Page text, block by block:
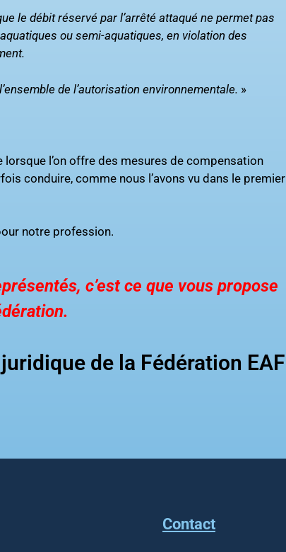
le débit réservé par l’arrêté attaqué ne permet pas
ou semi-aquatiques, en violation des
de l’autorisation environnementale. »
l’on offre des mesures de compensation
conduire, comme nous l’avons vu dans le premier
notre profession.
c’est ce que vous propose
de la Fédération EAF
Contact